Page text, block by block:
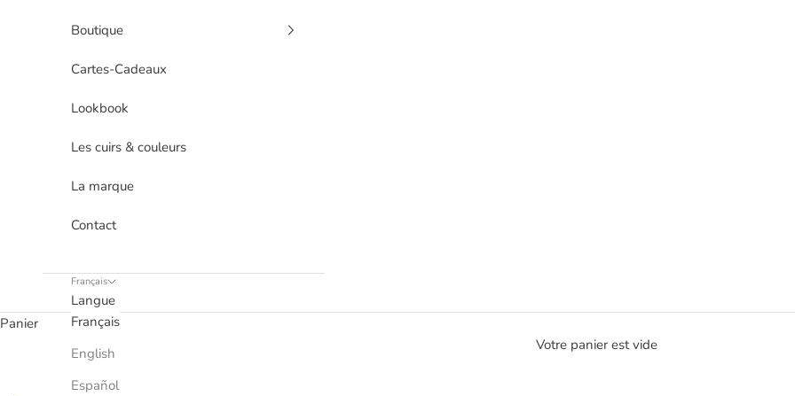
Boutique
Cartes-Cadeaux
Lookbook
Les cuirs & couleurs
La marque
Contact
Français
Langue
Français
English
Español
Panier
Votre panier est vide